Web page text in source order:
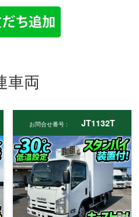
車両
お問合せ番号 : JT1132T